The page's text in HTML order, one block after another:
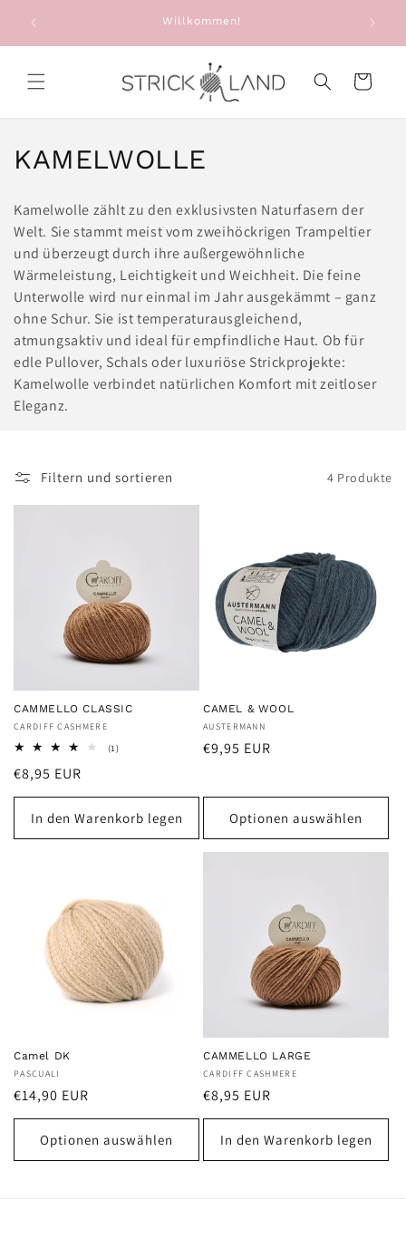
Inhalt
Willkommen! Sie
Warenkorb
K
t
e
g
o
r
i
:
KAMELWOLLE
Kamelwolle zählt zu den exklusivsten Naturfasern der
Welt. Sie stammt meist vom zweihöckrigen Trampeltier
und überzeugt durch ihre außergewöhnliche
Wärmeleistung, Leichtigkeit und Weichheit. Die feine
Unterwolle wird nur einmal im Jahr ausgekämmt – ganz
ohne Schur. Sie ist temperaturausgleichend,
atmungsaktiv und ideal für empfindliche Haut. Ob für
edle Pullover, Schals oder luxuriöse Strickprojekte:
Kamelwolle verbindet natürlichen Komfort mit zeitloser
Eleganz.
Filtern und sortieren 4 Produkte
CAMMELLO CLASSIC
Anbieter:
CARDIFF CASHMERE
(1)1
Normaler
Preis
€8,95 EUR
In den Warenkorb legen
CAMEL & WOOL
Anbieter:
AUSTERMANN
Normaler
€9,95 EUR
Optionen auswählen
Camel DK
Anbieter:
PASCUALI
Normaler
Preis
€14,90 EUR
Optionen auswählen
CAMMELLO LARGE
Anbieter:
CARDIFF CASHMERE
Normaler
Preis
€8,95 EUR
In den Warenkorb legen